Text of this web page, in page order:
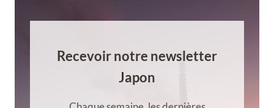
Recevoir notre newsletter
Japon